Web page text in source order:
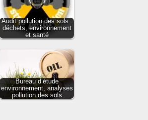
Audit pollution des sols :
déchets, environnement
et santé
Bureau d’étude
environnement, analyses
pollution des sols